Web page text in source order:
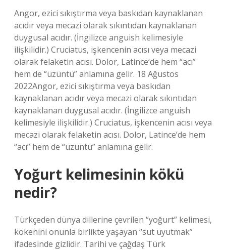
Angor, ezici sıkıştırma veya baskıdan kaynaklanan
acıdır veya mecazi olarak sıkıntıdan kaynaklanan
duygusal acıdır. (İngilizce anguish kelimesiyle
ilişkilidir.) Cruciatus, işkencenin acısı veya mecazi
olarak felaketin acısı. Dolor, Latince’de hem “acı”
hem de “üzüntü” anlamına gelir. 18 Ağustos
2022Angor, ezici sıkıştırma veya baskıdan
kaynaklanan acıdır veya mecazi olarak sıkıntıdan
kaynaklanan duygusal acıdır. (İngilizce anguish
kelimesiyle ilişkilidir.) Cruciatus, işkencenin acısı veya
mecazi olarak felaketin acısı. Dolor, Latince’de hem
“acı” hem de “üzüntü” anlamına gelir.
Yoğurt kelimesinin kökü
nedir?
Türkçeden dünya dillerine çevrilen “yoğurt” kelimesi,
kökenini onunla birlikte yaşayan “süt uyutmak”
ifadesinde gizlidir. Tarihi ve çağdaş Türk